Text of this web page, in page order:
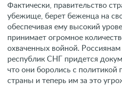
Фактически, правительство
убежище, берет беженца на
обеспечивая ему высокий
принимает огромное
охваченных войной.
республик СНГ придется
что они боролись с политикой
страны и теперь им за это